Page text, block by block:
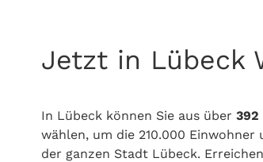
Jetzt in Lübeck
In Lübeck können Sie aus über 392
wählen, um die 210.000
der ganzen Stadt Lübeck.